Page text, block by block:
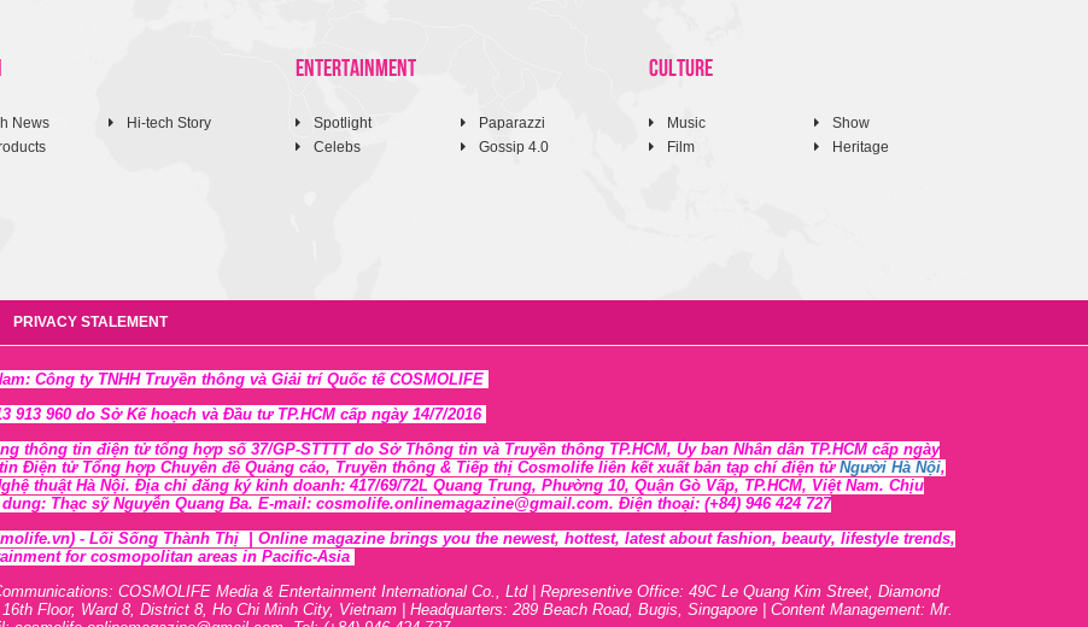
News
Hi-tech Story
ENTERTAINMENT
Spotlight
Celebs
Paparazzi
Gossip 4.0
CULTURE
Music
Film
Show
Heritage
PRIVACY STALEMENT
Công ty TNHH Truyền thông và Giải trí Quốc tế COSMOLIFE
913 960 do Sở Kế hoạch và Đầu tư TP.HCM cấp ngày 14/7/2016
thông tin điện tử tổng hợp số 37/GP-STTTT do Sở Thông tin và Truyền thông TP.HCM, Ủy ban Nhân dân TP.HCM cấp ngày
Điện tử Tổng hợp Chuyên đề Quảng cáo, Truyền thông & Tiếp thị Cosmolife liên kết xuất bản tạp chí điện tử Người Hà Nội,
thuật Hà Nội. Địa chỉ đăng ký kinh doanh: 417/69/72L Quang Trung, Phường 10, Quận Gò Vấp, TP.HCM, Việt Nam. Chịu
Thạc sỹ Nguyễn Quang Ba. E-mail: cosmolife.onlinemagazine@gmail.com. Điện thoại: (+84) 946 424 727
- Lối Sống Thành Thị | Online magazine brings you the newest, hottest, latest about fashion, beauty, lifestyle trends,
for cosmopolitan areas in Pacific-Asia
COSMOLIFE Media & Entertainment International Co., Ltd | Representive Office: 49C Le Quang Kim Street, Diamond
Floor, Ward 8, District 8, Ho Chi Minh City, Vietnam | Headquarters: 289 Beach Road, Bugis, Singapore | Content Management: Mr.